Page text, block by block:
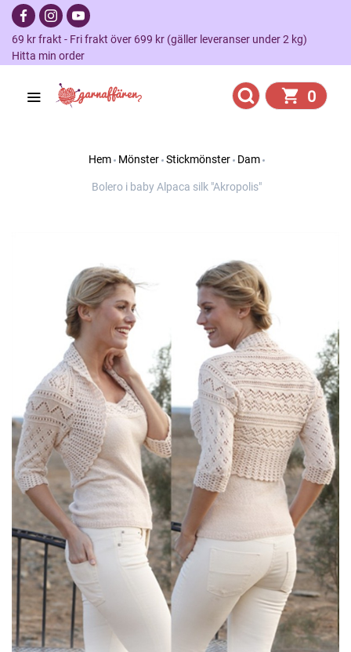
69 kr frakt - Fri frakt över 699 kr (gäller leveranser under 2 kg)
Hitta min order
0
Hem Mönster Stickmönster Dam
Bolero i baby Alpaca silk "Akropolis"